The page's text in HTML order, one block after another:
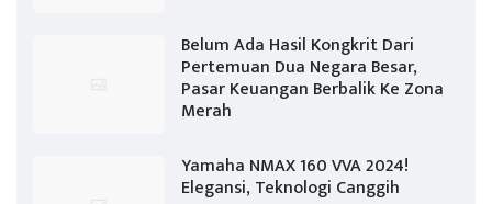
Belum Ada Hasil Kongkrit Dari
Pertemuan Dua Negara Besar,
Pasar Keuangan Berbalik Ke Zona
Merah
Yamaha NMAX 160 VVA 2024!
Elegansi, Teknologi Canggih